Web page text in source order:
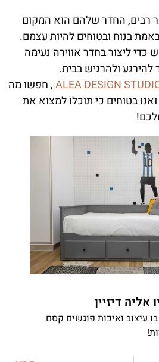
רבים, החדר שלהם הוא המקום
בנוח ובטוחים להיות עצמם.
כדי ליצור בחדר אווירה נעימה
להירגע ולהרגיש בבית.
ALEA DESIGN, חפשו מה
בטוחים כי תוכלו למצוא את
אליה דיזיין
עיצוב ואיכות פוגשים קסם